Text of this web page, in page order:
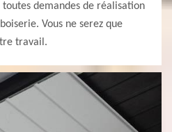
toutes demandes de réalisation
Vous ne serez que
travail.